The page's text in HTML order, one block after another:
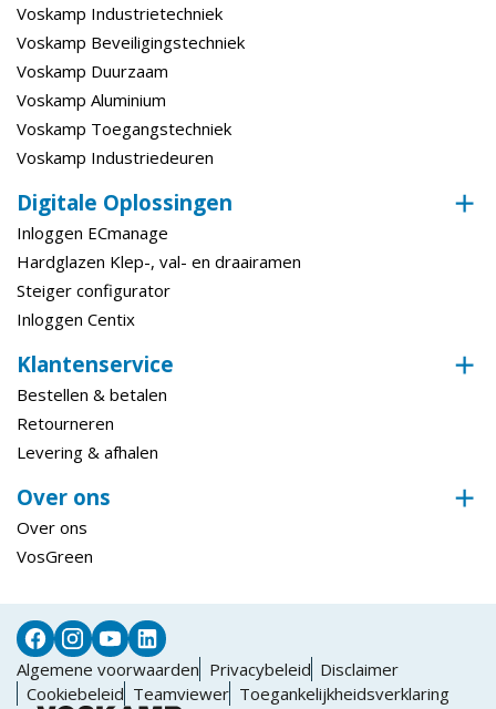
Voskamp Industrietechniek
Voskamp Beveiligingstechniek
Voskamp Duurzaam
Voskamp Aluminium
Voskamp Toegangstechniek
Voskamp Industriedeuren
Digitale Oplossingen
Inloggen ECmanage
Hardglazen Klep-, val- en draairamen
Steiger configurator
Inloggen Centix
Klantenservice
Bestellen & betalen
Retourneren
Levering & afhalen
Over ons
Over ons
VosGreen
Algemene voorwaarden Privacybeleid Disclaimer
Cookiebeleid Teamviewer Toegankelijkheidsverklaring